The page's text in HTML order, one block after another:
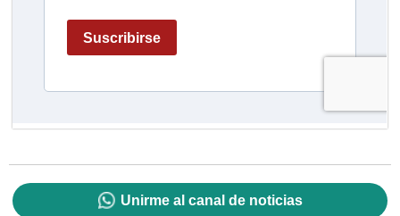
Unirme al canal de noticias